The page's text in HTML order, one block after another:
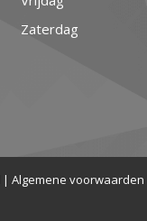
Zaterdag
| Algemene voorwaarden